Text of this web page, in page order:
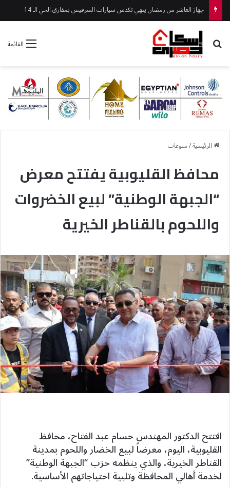
القائمة بحث عن
الرئيسية/منوعات
محافظ القليوبية يفتتح معرض
“الجبهة الوطنية” لبيع الخضروات
واللحوم بالقناطر الخيرية
افتتح الدكتور المهندس حسام عبد الفتاح، محافظ
القليوبية، اليوم، معرضاً لبيع الخضار واللحوم بمدينة
القناطر الخيرية، والذي ينظمه حزب “الجبهة الوطنية”
لخدمة أهالي المحافظة وتلبية احتياجاتهم الأساسية.